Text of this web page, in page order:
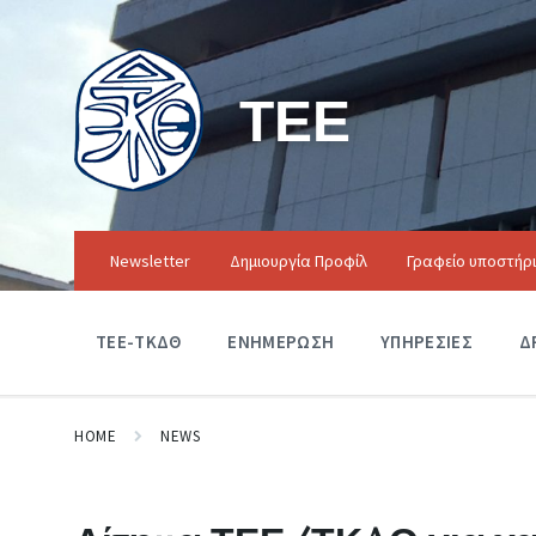
ΤΕΕ
Newsletter Δημιουργία Προφίλ Γραφείο
ΤΕΕ-ΤΚΔΘ ΕΝΗΜΕΡΩΣΗ ΥΠΗΡΕΣΙΕΣ
HOME NEWS